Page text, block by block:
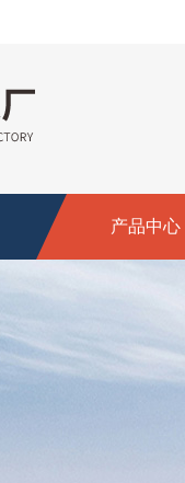
产品中心